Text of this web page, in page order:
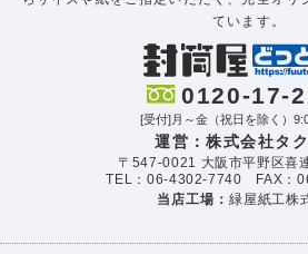
ています。
0120-17-
[受付]月～金（祝日を除く）
運営：株式会社タ
〒547-0021 大阪市平野区喜
TEL：06-4302-7740 FAX：
当店工場：緑屋紙工株